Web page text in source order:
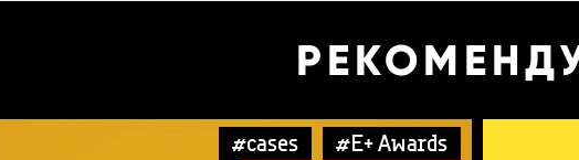
#cases #E+ Awards